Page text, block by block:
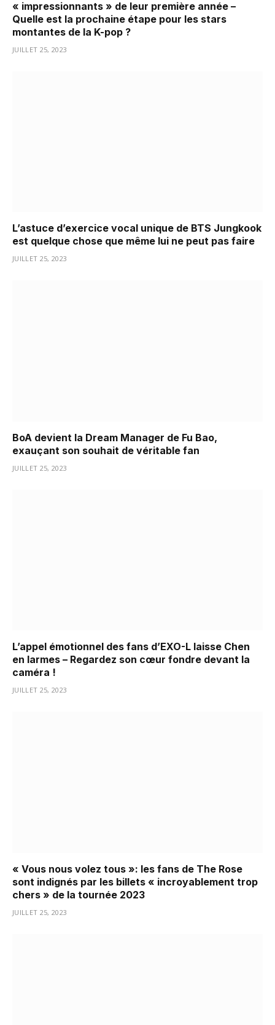
« impressionnants » de leur première année –
Quelle est la prochaine étape pour les stars
montantes de la K-pop ?
JUILLET 25, 2023
L’astuce d’exercice vocal unique de BTS Jungkook
est quelque chose que même lui ne peut pas faire
JUILLET 25, 2023
BoA devient la Dream Manager de Fu Bao,
exauçant son souhait de véritable fan
JUILLET 25, 2023
L’appel émotionnel des fans d’EXO-L laisse Chen
en larmes – Regardez son cœur fondre devant la
caméra !
JUILLET 25, 2023
« Vous nous volez tous »: les fans de The Rose
sont indignés par les billets « incroyablement trop
chers » de la tournée 2023
JUILLET 25, 2023